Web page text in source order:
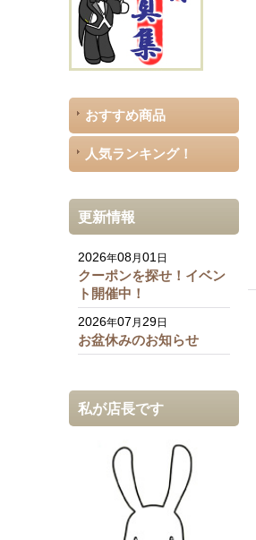
おすすめ商品
人気ランキング！
更新情報
2026年08月01 日
クーポンを探せ！イベン
ト開催中！
2026年07 月 29日
お盆休みのお知らせ
私が店長です